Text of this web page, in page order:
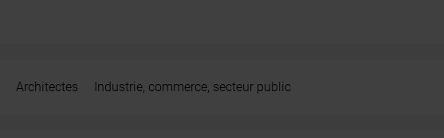
Architectes Industrie, commerce, secteur public